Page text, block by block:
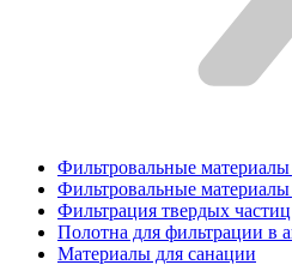
Фильтровальные
Фильтровальные материалы
Фильтрация твердых частиц
Полотна для фильтрации в
Материалы для санации